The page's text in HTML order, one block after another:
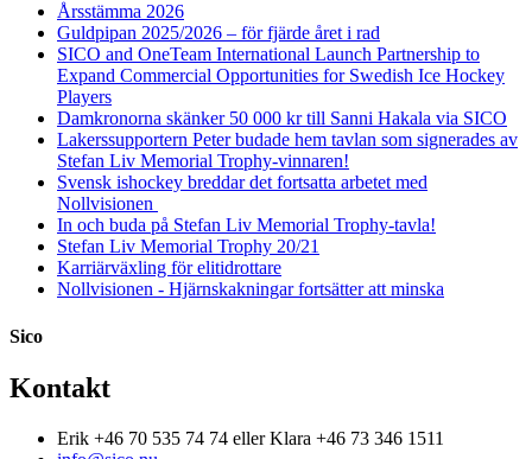
Årsstämma 2026
Guldpipan 2025/2026 – för fjärde året i rad
SICO and OneTeam International Launch Partnership to
Expand Commercial Opportunities for Swedish Ice Hockey
Players
Damkronorna skänker 50 000 kr till Sanni Hakala via SICO
Lakerssupportern Peter budade hem tavlan som signerades av
Stefan Liv Memorial Trophy-vinnaren!
Svensk ishockey breddar det fortsatta arbetet med
Nollvisionen
In och buda på Stefan Liv Memorial Trophy-tavla!
Stefan Liv Memorial Trophy 20/21
Karriärväxling för elitidrottare
Nollvisionen - Hjärnskakningar fortsätter att minska
Sico
Kontakt
Erik +46 70 535 74 74 eller Klara +46 73 346 1511